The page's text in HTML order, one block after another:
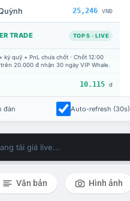
25,246 VNĐ
TRADE TOP 5 · LIVE
ký quỹ + PnL chưa chốt · Chốt 12:00
20.000 đ nhận 30 ngày VIP Whale.
10.115 đ
đàn Auto-refresh (30s)
tải giá live...
Văn bản Hình ảnh